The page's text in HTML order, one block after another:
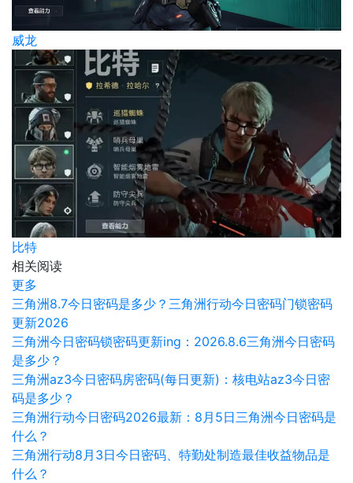
威龙
比特
相关阅读
更多
三角洲8.7今日密码是多少？三角洲行动今日密码门锁密码
更新2026
三角洲今日密码锁密码更新ing：2026.8.6三角洲今日密码
是多少？
三角洲az3今日密码房密码(每日更新)：核电站az3今日密
码是多少？
三角洲行动今日密码2026最新：8月5日三角洲今日密码是
什么？
三角洲行动8月3日今日密码、特勤处制造最佳收益物品是
什么？